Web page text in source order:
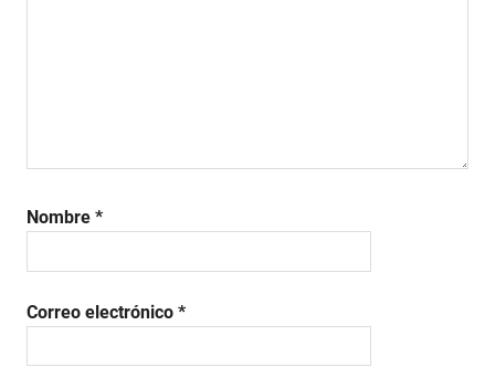
Nombre *
Correo electrónico *